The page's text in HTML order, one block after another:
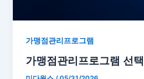
가맹점관리프로그램
가맹점관리프로그램 선